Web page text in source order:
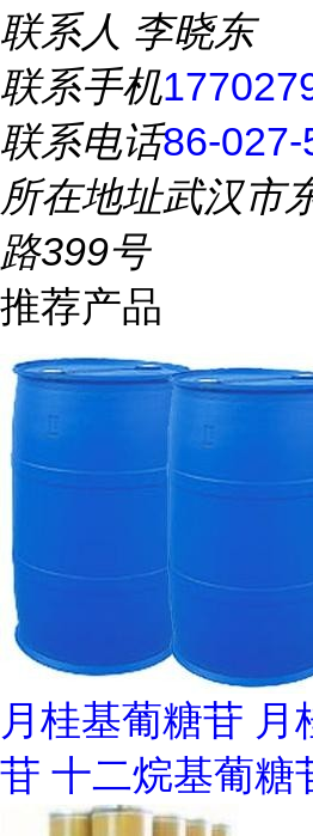
联系人 李晓东
联系手机
联系电话86-
所在地址武汉市
路399号
推荐产品
月桂基葡糖苷 月
苷 十二烷基葡糖